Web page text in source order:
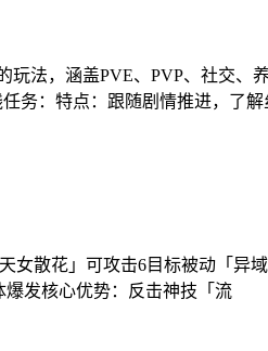
法，涵盖PVE、PVP、社交、
务：特点：跟随剧情推进，了
散花」可攻击6目标被动「异
发核心优势：反击神技「流